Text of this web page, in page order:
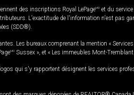
des inscriptions Royal LePageMD et du
L'exactitude de l'information n'est pas
(SDD®).
Les bureaux comprenant la mention «
MD Sussex », et « Les immeubles Mont-
qui s'y rapportent désignent les services